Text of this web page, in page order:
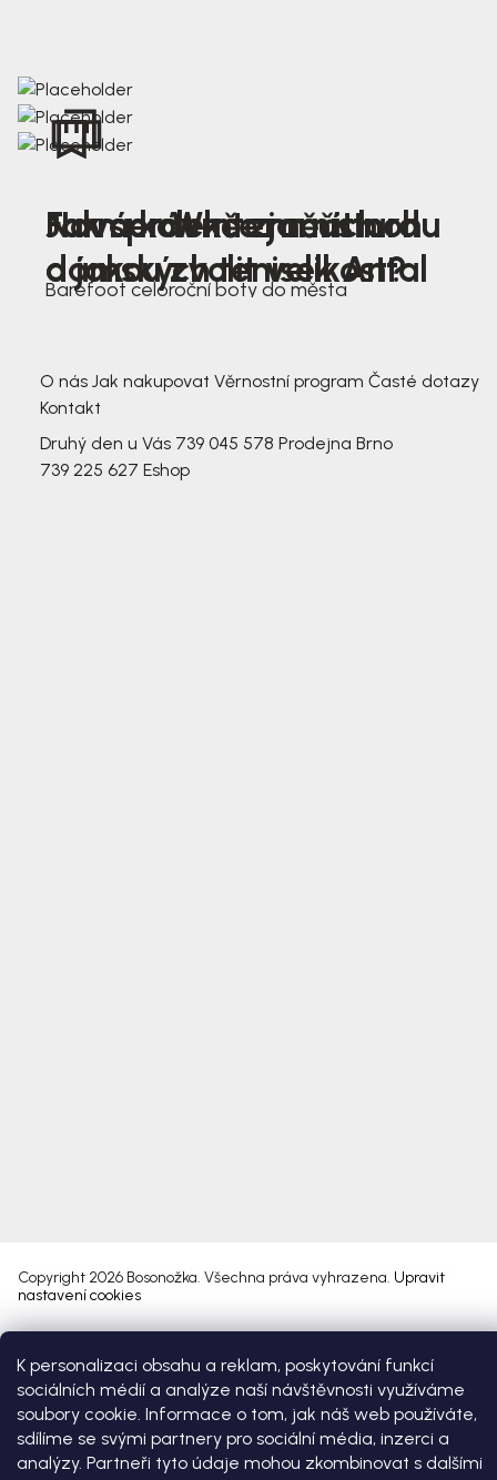
K personalizaci obsahu a reklam, poskytování funkcí
sociálních médií a analýze naší návštěvnosti využíváme
soubory cookie. Informace o tom, jak náš web používáte,
sdílíme se svými partnery pro sociální média, inzerci a
analýzy. Partneři tyto údaje mohou zkombinovat s dalšími
Nová kolekce jarních
dámských tenisek Antal
Jak správně změřit nohu
a jakou zvolit velikost?
Farmer Winter mustard
Barefoot celoroční boty do města
O nás Jak nakupovat Věrnostní program Časté dotazy
Kontakt
Druhý den u Vás 739 045 578 Prodejna Brno
739 225 627 Eshop
Copyright 2026 Bosonožka. Všechna práva vyhrazena. Upravit
nastavení cookies